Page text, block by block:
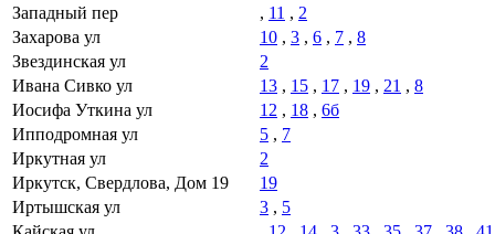
Западный пер
, 11 , 2
Захарова ул
10 , 3 , 6 , 7 , 8
Звездинская ул
2
Ивана Сивко ул
13 , 15 , 17 , 19 , 21 , 8
Иосифа Уткина ул
12 , 18 , 6б
Ипподромная ул
5 , 7
Иркутная ул
2
Иркутск, Свердлова, Дом 19
19
Иртышская ул
3 , 5